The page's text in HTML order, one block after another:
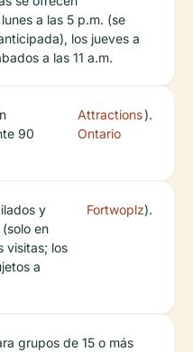
a las 5 p.m. (se
los jueves a
a las 11 a.m.
90
Attractions
Ontario
).
y
en
visitas; los
a
Fortwoplz).
grupos de 15 o más